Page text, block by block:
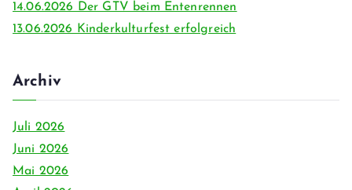
14.06.2026 Der GTV beim Entenrennen
13.06.2026 Kinderkulturfest erfolgreich
Archiv
Juli 2026
Juni 2026
Mai 2026